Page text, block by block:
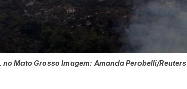
Mato Grosso Imagem: Amanda Perobelli/Reuters